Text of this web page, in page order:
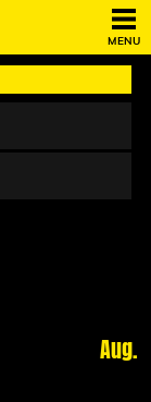
MENU
Aug.